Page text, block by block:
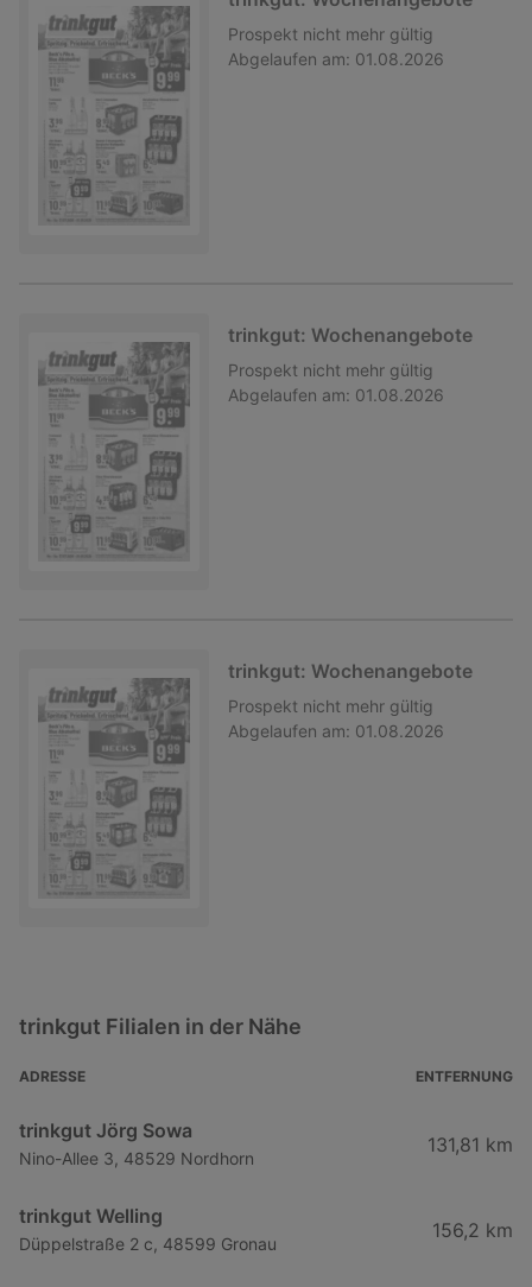
Prospekt nicht mehr gültig
Abgelaufen am: 01.08.2026
trinkgut: Wochenangebote
Prospekt nicht mehr gültig
Abgelaufen am: 01.08.2026
trinkgut: Wochenangebote
Prospekt nicht mehr gültig
Abgelaufen am: 01.08.2026
trinkgut Filialen in der Nähe
ADRESSE ENTFERNUNG
trinkgut Jörg Sowa
Nino-Allee 3, 48529 Nordhorn
131,81 km
trinkgut Welling
Düppelstraße 2 c, 48599 Gronau
156,2 km